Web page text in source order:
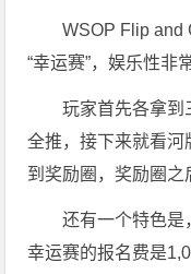
WSOP Flip and
“幸运赛”，娱乐性非
玩家首先各拿到
全推，接下来就看河
到奖励圈，奖励圈之
还有一个特色是
幸运赛的报名费是